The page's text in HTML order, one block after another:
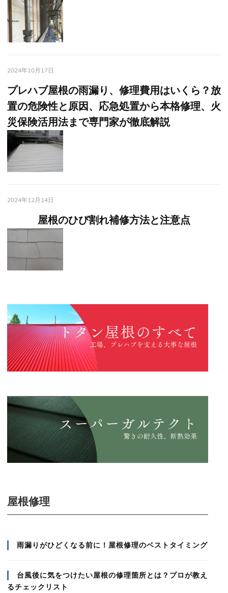
2024年10月17日
プレハブ屋根の雨漏り、修理費用はいくら？放
置の危険性と原因、応急処置から本格修理、火
災保険活用法まで専門家が徹底解説
2024年12月14日
屋根のひび割れ補修方法と注意点
屋根修理
雨漏りがひどくなる前に！屋根修理のベストタイミング
台風後に気をつけたい屋根の修理箇所とは？プロが教え
るチェックリスト